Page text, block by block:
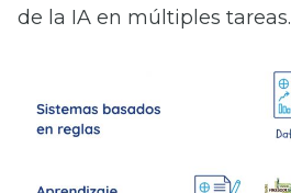
de la IA en múltiples tareas.